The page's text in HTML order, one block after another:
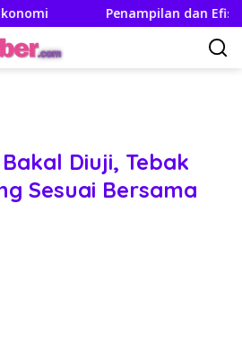
Penampilan dan Efisien BBM
Diuji, Tebak
Sesuai Bersama